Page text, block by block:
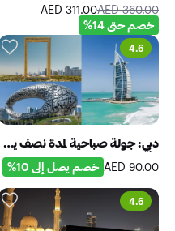
360.00 AED
311.00 AED
خصم حتى 14%
4.6
دبي: جولة صباحية لمدة نصف يوم في المدينة
90.00 AED خصم يصل إلى 10%
4.6